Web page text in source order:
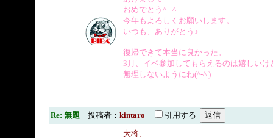
おめでとう^ - ^
今年もよろしくお願いします。
いつも、ありがとう♪
復帰できて本当に良かった。
3月、イベ参加してもらえるのは嬉しいけ
無理しないようにね(^-^ )
Re: 無題 投稿者： kintaro
引用する
大将、